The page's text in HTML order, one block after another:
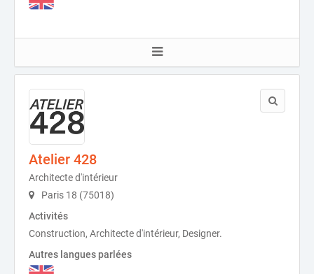
Atelier 428
Architecte d'intérieur
Paris 18 (75018)
Activités
Construction, Architecte d'intérieur, Designer.
Autres langues parlées